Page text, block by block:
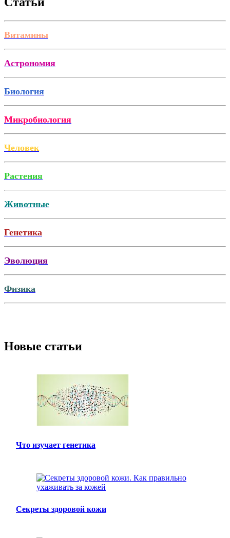
Витамины
Астрономия
Биология
Микробиология
Человек
Растения
Животные
Генетика
Эволюция
Физика
Новые статьи
Что изучает генетика
Секреты здоровой кожи